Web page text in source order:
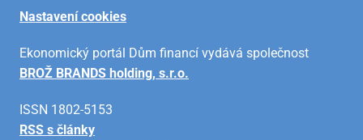
Nastavení cookies
Ekonomický portál Dům financí vydává společnost
BROŽ BRANDS holding, s.r.o.
ISSN 1802-5153
RSS s články